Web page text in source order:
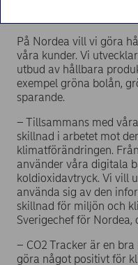
På Nordea vill vi göra
våra kunder. Vi
utbud av hållbara
exempel gröna bolån,
sparande.
– Tillsammans med
skillnad i arbetet mot
klimatförändringen.
använder våra digitala
koldioxidavtryck. Vi vill
använda sig av den
skillnad för miljön och
Sverigechef för Nordea,
– CO2 Tracker är en
göra något positivt för